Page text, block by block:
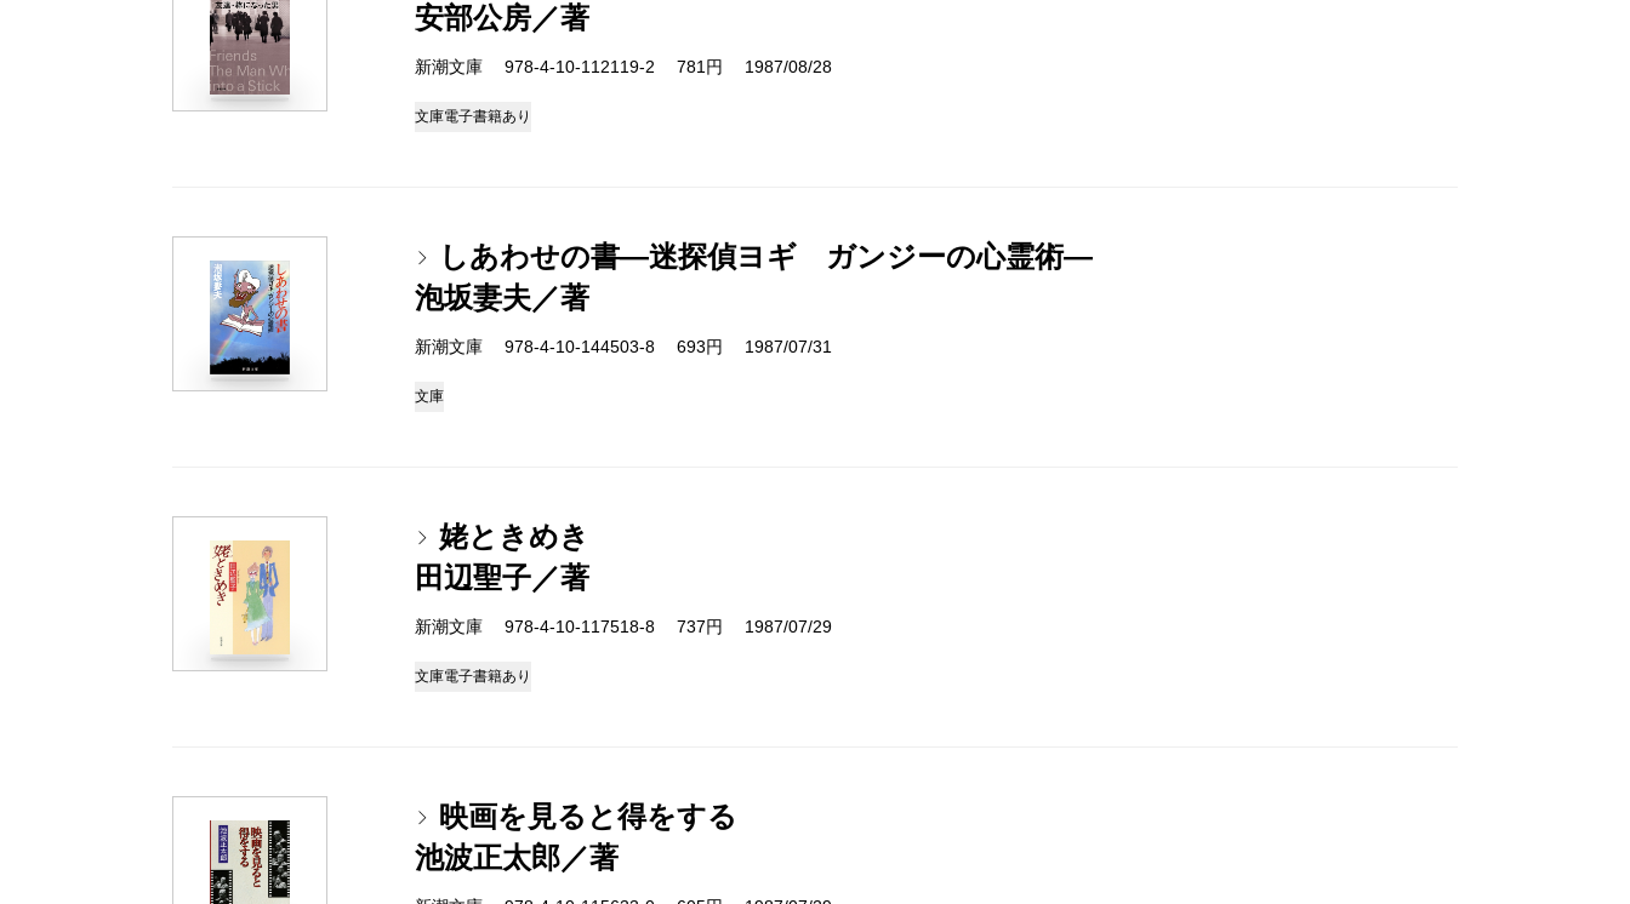
安部公房／著
新潮文庫 978-4-10-112119-2 781円 1987/08/28
文庫電子書籍あり
しあわせの書―迷探偵ヨギ ガンジーの心霊術―
泡坂妻夫／著
新潮文庫 978-4-10-144503-8 693円 1987/07/31
文庫
姥ときめき
田辺聖子／著
新潮文庫 978-4-10-117518-8 737円 1987/07/29
文庫電子書籍あり
映画を見ると得をする
池波正太郎／著